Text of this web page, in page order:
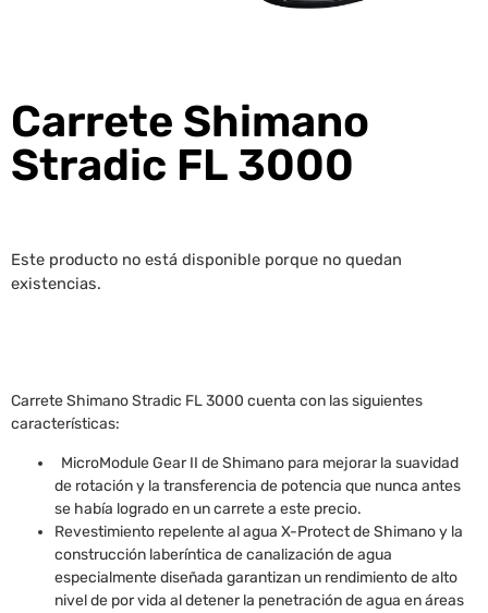
Carrete Shimano
Stradic FL 3000
Este producto no está disponible porque no quedan
existencias.
Carrete Shimano Stradic FL 3000 cuenta con las siguientes
características:
MicroModule Gear II de Shimano para mejorar la suavidad
de rotación y la transferencia de potencia que nunca antes
se había logrado en un carrete a este precio.
Revestimiento repelente al agua X-Protect de Shimano y la
construcción laberíntica de canalización de agua
especialmente diseñada garantizan un rendimiento de alto
nivel de por vida al detener la penetración de agua en áreas